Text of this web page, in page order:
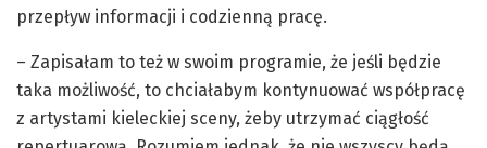
przepływ informacji i codzienną pracę.
– Zapisałam to też w swoim programie, że jeśli będzie
taka możliwość, to chciałabym kontynuować współpracę
z artystami kieleckiej sceny, żeby utrzymać ciągłość